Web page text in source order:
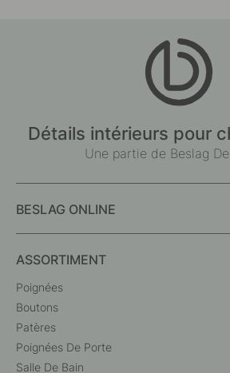
Détails intérieurs pour
Une partie de Beslag
BESLAG ONLINE
ASSORTIMENT
Poignées
Boutons
Patères
Poignées De Porte
Salle De Bain